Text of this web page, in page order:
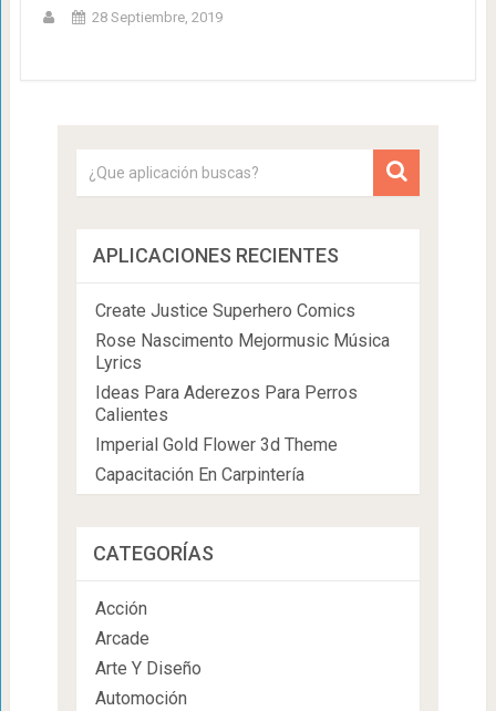
28 Septiembre, 2019
APLICACIONES RECIENTES
Create Justice Superhero Comics
Rose Nascimento Mejormusic Música
Lyrics
Ideas Para Aderezos Para Perros
Calientes
Imperial Gold Flower 3d Theme
Capacitación En Carpintería
CATEGORÍAS
Acción
Arcade
Arte Y Diseño
Automoción